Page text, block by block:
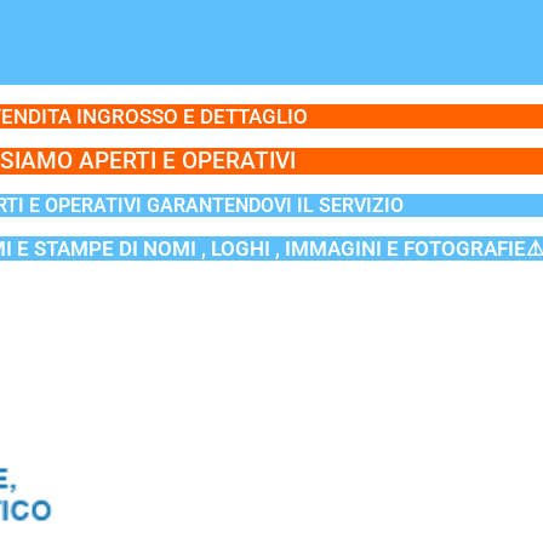
INGROSSO E DETTAGLIO
SIAMO APERTI E OPERATIVI
E OPERATIVI GARANTENDOVI IL SERVIZIO
E STAMPE DI NOMI , LOGHI , IMMAGINI E